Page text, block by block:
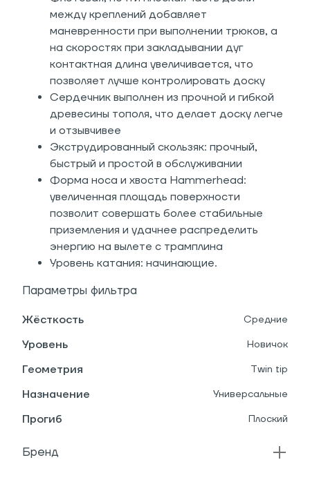
между креплений добавляет
маневренности при выполнении трюков, а
на скоростях при закладывании дуг
контактная длина увеличивается, что
позволяет лучше контролировать доску
Сердечник выполнен из прочной и гибкой
древесины тополя, что делает доску легче
и отзывчивее
Экструдированный скользяк: прочный,
быстрый и простой в обслуживании
Форма носа и хвоста Hammerhead:
увеличенная площадь поверхности
позволит совершать более стабильные
приземления и удачнее распределить
энергию на вылете с трамплина
Уровень катания: начинающие.
Параметры фильтра
Жёсткость Средние
Уровень Новичок
Геометрия Twin tip
Назначение Универсальные
Прогиб Плоский
Бренд